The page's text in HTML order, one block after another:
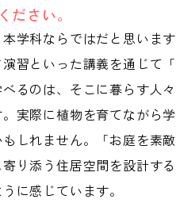
さい。
学科ならではだと思いま
習といった講義を通じて
るのは、そこに暮らす人
実際に植物を育てながら
しれません。「お庭を素
り添う住居空間を設計す
に感じています。